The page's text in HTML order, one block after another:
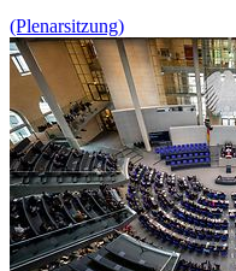
(Plenarsitzung)